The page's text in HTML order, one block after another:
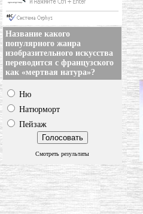
Название какого
популярного жанра
изобразительного искусства
переводится с французского
как «мертвая натура»?
Ню
Натюрморт
Пейзаж
Смотреть результаты